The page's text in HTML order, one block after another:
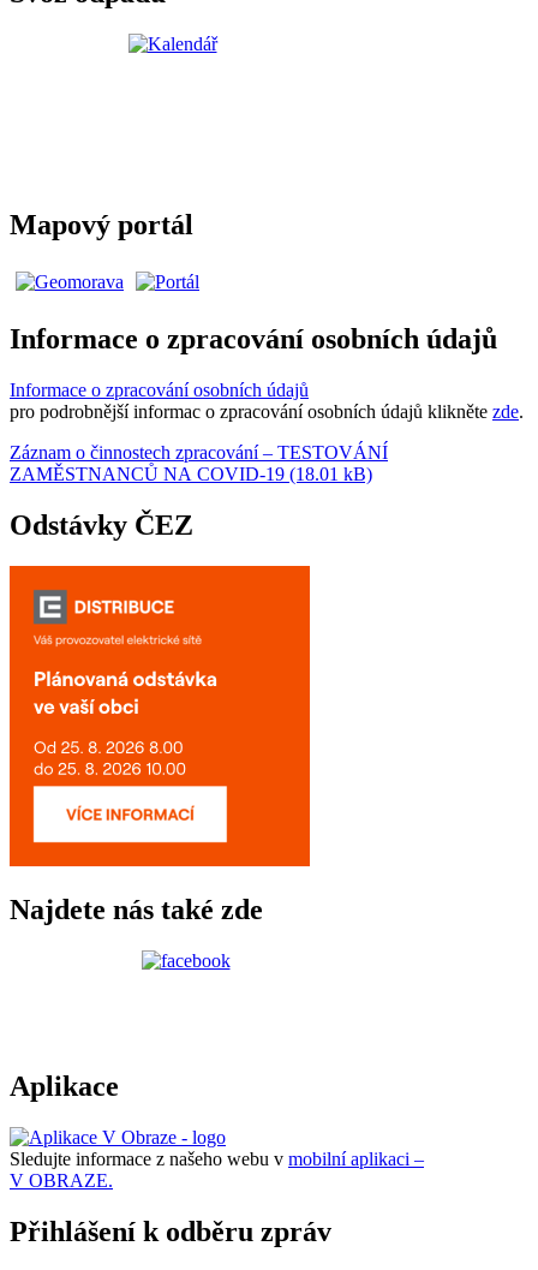
Mapový portál
Informace o zpracování osobních údajů
Informace o zpracování osobních údajů
pro podrobnější informac o zpracování osobních údajů klikněte zde.
Záznam o činnostech zpracování – TESTOVÁNÍ
ZAMĚSTNANCŮ NA COVID-19 (18.01 kB)
Odstávky ČEZ
Najdete nás také zde
Aplikace
Sledujte informace z našeho webu v mobilní aplikaci –
V OBRAZE.
Přihlášení k odběru zpráv